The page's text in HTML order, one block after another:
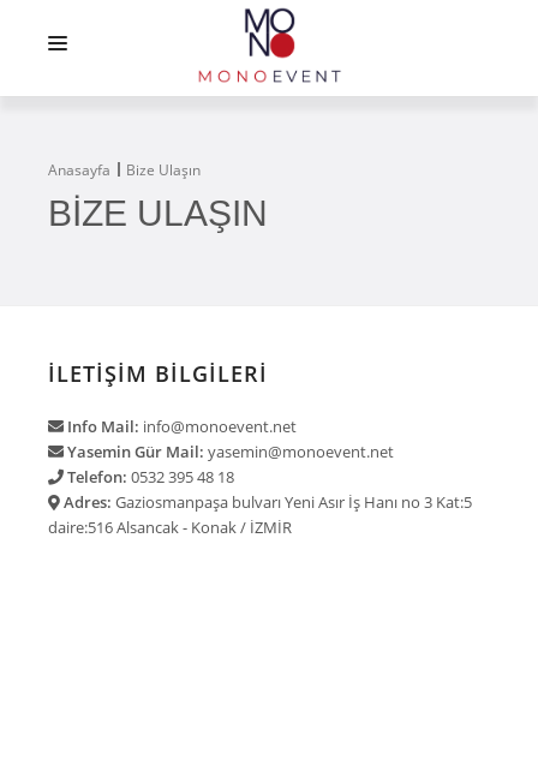
HIZMETLERIMIZ
BIZDEN HABERLER
Anasayfa Bize Ulaşın
BIZE ULAŞIN
İLETIŞIM BILGILERI
Info Mail: info@monoevent.net
Yasemin Gür Mail: yasemin@monoevent.net
Telefon: 0532 395 48 18
Adres: Gaziosmanpaşa bulvarı Yeni Asır İş Hanı no 3 Kat:5
daire:516 Alsancak - Konak / İZMİR